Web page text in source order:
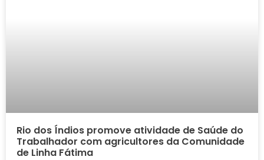
Rio dos Índios promove atividade de Saúde do
Trabalhador com agricultores da Comunidade
de Linha Fátima